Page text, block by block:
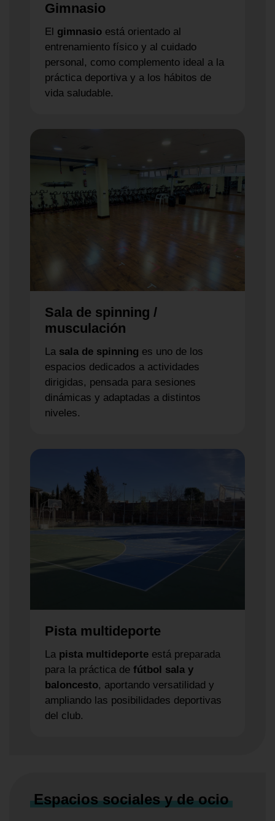
Gimnasio
El gimnasio está orientado al
entrenamiento físico y al cuidado
personal, como complemento ideal a la
práctica deportiva y a los hábitos de
vida saludable.
Sala de spinning /
musculación
La sala de spinning es uno de los
espacios dedicados a actividades
dirigidas, pensada para sesiones
dinámicas y adaptadas a distintos
niveles.
Pista multideporte
La pista multideporte está preparada
para la práctica de fútbol sala y
baloncesto, aportando versatilidad y
ampliando las posibilidades deportivas
del club.
Espacios sociales y de ocio